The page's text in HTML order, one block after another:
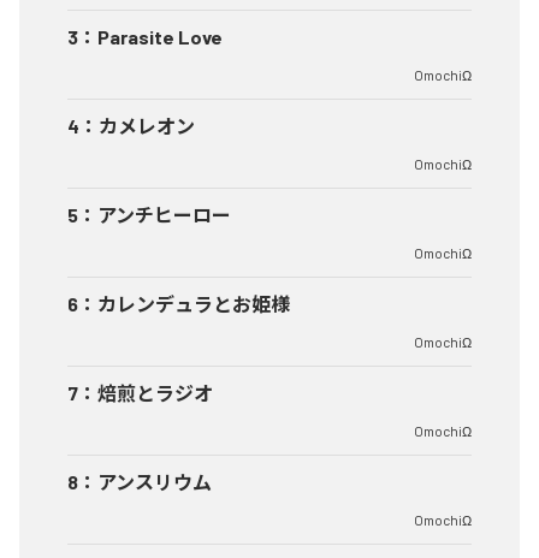
3 ： Parasite Love
OmochiΩ
4 ： カメレオン
OmochiΩ
5 ： アンチヒーロー
OmochiΩ
6 ： カレンデュラとお姫様
OmochiΩ
7 ： 焙煎とラジオ
OmochiΩ
8 ： アンスリウム
OmochiΩ